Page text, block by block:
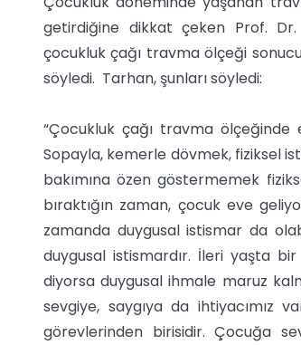
getirdiğine dikkat çeken Prof. Dr.
çocukluk çağı travma ölçeği
söyledi. Tarhan, şunları söyledi:
“Çocukluk çağı travma
Sopayla, kemerle dövmek, fiziksel
bakımına özen göstermemek
bıraktığın zaman, çocuk eve
zamanda duygusal istismar da
duygusal istismardır. İleri yaşta
diyorsa duygusal ihmale maruz
sevgiye, saygıya da ihtiyacımız
görevlerinden birisidir. Çocuğa